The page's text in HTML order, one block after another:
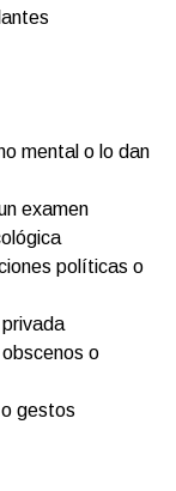
mental o lo dan
examen
políticas o
privada
o
o gestos